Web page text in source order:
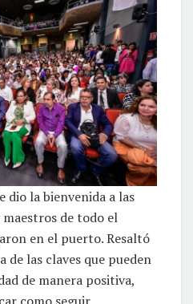
dio la bienvenida a las
maestros de todo el
en el puerto. Resaltó
de las claves que pueden
de manera positiva,